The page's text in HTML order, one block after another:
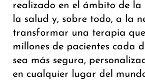
realizado en el ámbito de
la salud y, sobre todo, a la
transformar una terapia
millones de pacientes cada
sea más segura,
en cualquier lugar del